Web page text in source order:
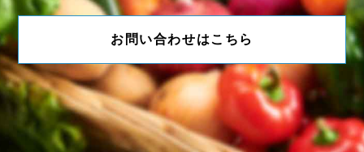
お問い合わせはこちら